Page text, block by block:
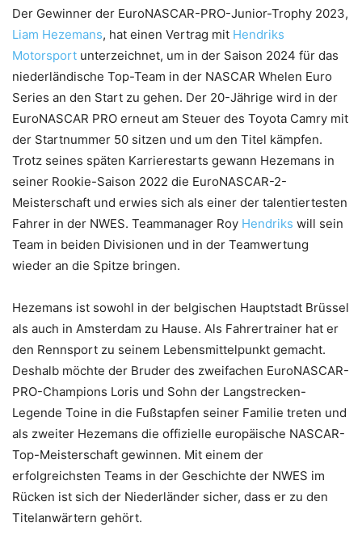
Der Gewinner der EuroNASCAR-PRO-Junior-Trophy 2023,
Liam Hezemans, hat einen Vertrag mit Hendriks
Motorsport unterzeichnet, um in der Saison 2024 für das
niederländische Top-Team in der NASCAR Whelen Euro
Series an den Start zu gehen. Der 20-Jährige wird in der
EuroNASCAR PRO erneut am Steuer des Toyota Camry mit
der Startnummer 50 sitzen und um den Titel kämpfen.
Trotz seines späten Karrierestarts gewann Hezemans in
seiner Rookie-Saison 2022 die EuroNASCAR-2-
Meisterschaft und erwies sich als einer der talentiertesten
Fahrer in der NWES. Teammanager Roy Hendriks will sein
Team in beiden Divisionen und in der Teamwertung
wieder an die Spitze bringen.
Hezemans ist sowohl in der belgischen Hauptstadt Brüssel
als auch in Amsterdam zu Hause. Als Fahrertrainer hat er
den Rennsport zu seinem Lebensmittelpunkt gemacht.
Deshalb möchte der Bruder des zweifachen EuroNASCAR-
PRO-Champions Loris und Sohn der Langstrecken-
Legende Toine in die Fußstapfen seiner Familie treten und
als zweiter Hezemans die offizielle europäische NASCAR-
Top-Meisterschaft gewinnen. Mit einem der
erfolgreichsten Teams in der Geschichte der NWES im
Rücken ist sich der Niederländer sicher, dass er zu den
Titelanwärtern gehört.